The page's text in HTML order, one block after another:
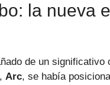
la nueva
de un significativo
Arc, se había